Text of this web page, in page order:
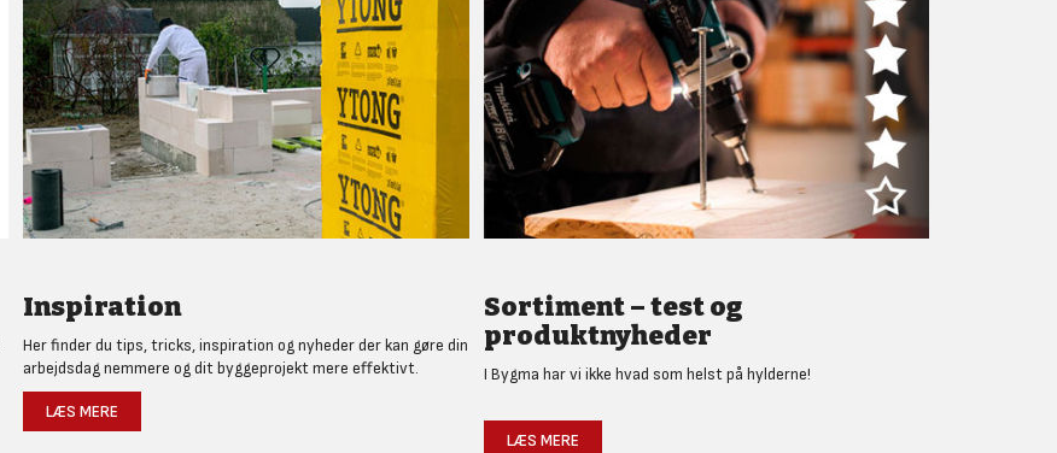
Inspiration
Her finder du tips, tricks, inspiration og nyheder der kan gøre din
arbejdsdag nemmere og dit byggeprojekt mere effektivt.
LÆS MERE
Sortiment – test og
produktnyheder
I Bygma har vi ikke hvad som helst på hylderne!
LÆS MERE